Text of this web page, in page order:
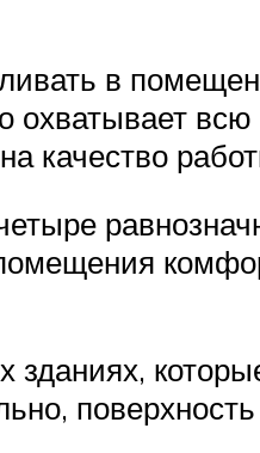
в
охватывает
качество